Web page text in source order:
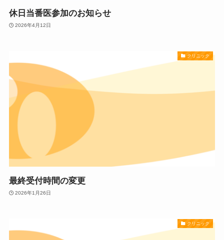
休日当番医参加のお知らせ
2026年4月12日
クリニック
最終受付時間の変更
2026年1月26日
クリニック